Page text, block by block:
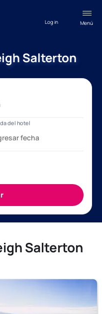
Menú
Log in
Salterton
Salterton